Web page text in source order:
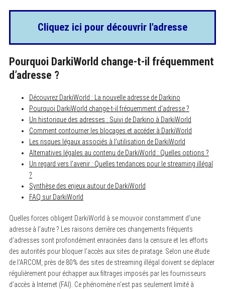
Cliquez ici pour découvrir l'adresse
Pourquoi DarkiWorld change-t-il fréquemment
d’adresse ?
Découvrez DarkiWorld : La nouvelle adresse de Darkino
Pourquoi DarkiWorld change-t-il fréquemment d’adresse ?
Un historique des adresses : Suivi de Darkino à DarkiWorld
Comment contourner les blocages et accéder à DarkiWorld
Les risques légaux associés à l’utilisation de DarkiWorld
Alternatives légales au contenu de DarkiWorld : Quelles options ?
Un regard vers l’avenir : Quelles tendances pour le streaming illégal
?
Synthèse des enjeux autour de DarkiWorld
FAQ sur DarkiWorld
Quelles forces obligent DarkiWorld à se mouvoir constamment d’une
adresse à l’autre ? Les raisons derrière ces changements fréquents
d’adresses sont profondément enracinées dans la censure et les efforts
des autorités pour bloquer l’accès aux sites de piratage. Selon une étude
de l’ARCOM, près de 80% des sites de streaming illégal doivent se déplacer
régulièrement pour échapper aux filtrages imposés par les fournisseurs
d’accès à Internet (FAI). Ce phénomène n’est pas seulement limité à